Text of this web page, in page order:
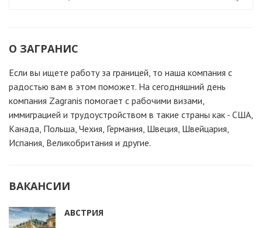
О ЗАГРАНИС
Если вы ищете работу за границей, то наша компания c
радостью вам в этом поможет. На сегодняшний день
компания Zagranis помогает с рабочими визами,
иммиграцией и трудоустройством в такие страны как - США,
Канада, Польша, Чехия, Германия, Швеция, Швейцария,
Испания, Великобритания и другие.
ВАКАНСИИ
АВСТРИЯ